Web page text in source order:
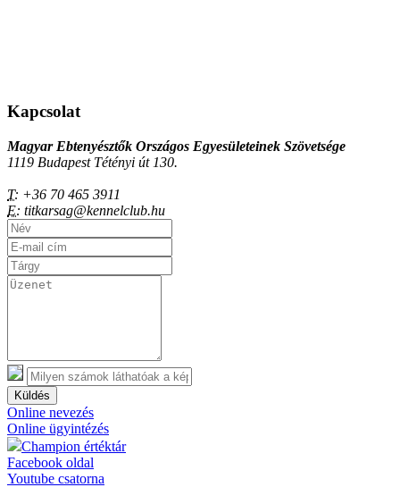
Kapcsolat
Magyar Ebtenyésztők Országos Egyesületeinek Szövetsége
1119 Budapest Tétényi út 130.
T: +36 70 465 3911
E: titkarsag@kennelclub.hu
Küldés
Online nevezés
Online ügyintézés
Champion értéktár
Facebook oldal
Youtube csatorna